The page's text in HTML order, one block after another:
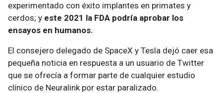
experimentado con éxito implantes en primates y
cerdos; y este 2021 la FDA podría aprobar los
ensayos en humanos.
El consejero delegado de SpaceX y Tesla dejó caer esa
pequeña noticia en respuesta a un usuario de Twitter
que se ofrecía a formar parte de cualquier estudio
clínico de Neuralink por estar paralizado.